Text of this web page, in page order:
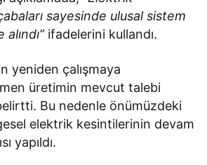
çabaları sayesinde ulusal sistem
ifadelerini kullandı.
yeniden çalışmaya
üretimin mevcut talebi
belirtti. Bu nedenle önümüzdeki
elektrik kesintilerinin devam
yapıldı.